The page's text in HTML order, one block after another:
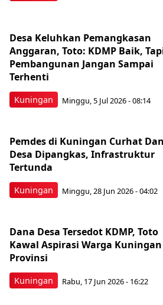
Kuningan
Desa Keluhkan Pemangkasan
Anggaran, Toto: KDMP Baik,
Pembangunan Jangan Sampai
Terhenti
Minggu, 5 Jul 2026 - 08:14
Kuningan
Pemdes di Kuningan Curhat
Desa Dipangkas, Infrastruktur
Tertunda
Minggu, 28 Jun 2026 - 04:02
Kuningan
Dana Desa Tersedot KDMP, Toto
Kawal Aspirasi Warga
Provinsi
Rabu, 17 Jun 2026 - 16:22